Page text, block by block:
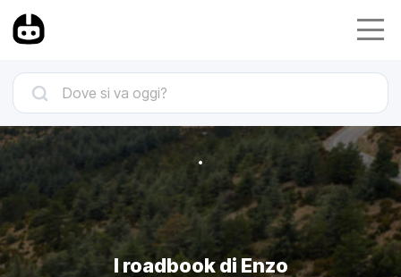
I roadbook di Enzo